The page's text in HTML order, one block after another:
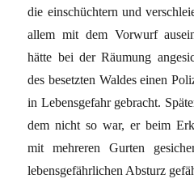
die einschüchtern und
allem mit dem Vorwurf
hätte bei der Räumung
des besetzten Waldes einen
in Lebensgefahr gebracht.
dem nicht so war, er beim
mit mehreren Gurten
lebensgefährlichen Absturz